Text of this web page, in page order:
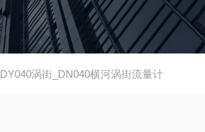
DY040涡街_DN040横河涡街流量计